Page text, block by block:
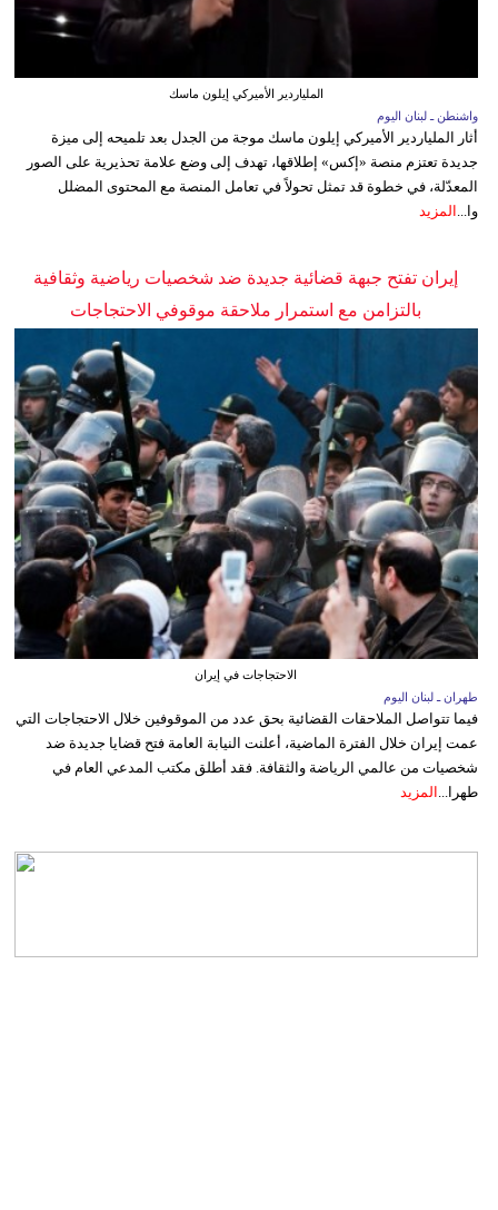
الملياردير الأميركي إيلون ماسك
واشنطن ـ لبنان اليوم
أثار الملياردير الأميركي إيلون ماسك موجة من الجدل بعد تلميحه إلى ميزة
جديدة تعتزم منصة «إكس» إطلاقها، تهدف إلى وضع علامة تحذيرية على الصور
المعدّلة، في خطوة قد تمثل تحولاً في تعامل المنصة مع المحتوى المضلل
وا... المزيد
إيران تفتح جبهة قضائية جديدة ضد شخصيات رياضية وثقافية
بالتزامن مع استمرار ملاحقة موقوفي الاحتجاجات
الاحتجاجات في إيران
طهران ـ لبنان اليوم
فيما تتواصل الملاحقات القضائية بحق عدد من الموقوفين خلال الاحتجاجات التي
عمت إيران خلال الفترة الماضية، أعلنت النيابة العامة فتح قضايا جديدة ضد
شخصيات من عالمي الرياضة والثقافة. فقد أطلق مكتب المدعي العام في
طهرا... المزيد